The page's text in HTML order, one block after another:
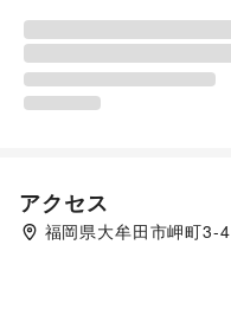
アクセス
福岡県大牟田市岬町3-4